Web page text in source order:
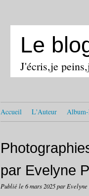
Le
J'écris,je
Accueil L'Auteur
par Evelyne
Publié le 6 mars 2025par